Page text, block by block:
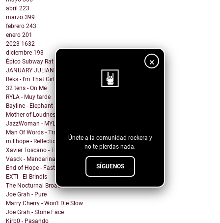
×
Únete a la comunidad rockera y
no te pierdas nada.
SÍGUENOS
abril 223
marzo 399
febrero 243
enero 201
2023 1632
diciembre 193
Épico Subway Rat nos regala una obra de arte para ...
JANUARY JULIAN - KIDS WITH GUNS
Beks - I'm That Girl
32 tens - On Me
RYLA - Muy tarde
Bayline - Elephant
Mother of Loudness - Not Yet But Soon
JazzWoman - MYLOVAH
Man Of Words - Translation Lost
millhope - Reflection
Xavier Toscano - The City Said
Vasck - Mandarina
End of Hope - Fastball
EXTi - El Brindis
The Nocturnal Broadcast - Insomnia
Joe Grah - Pure
Marry Cherry - Won't Die Slow
Joe Grah - Stone Face
Kirb0 - Pasando